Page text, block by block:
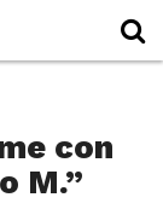
con
M.”